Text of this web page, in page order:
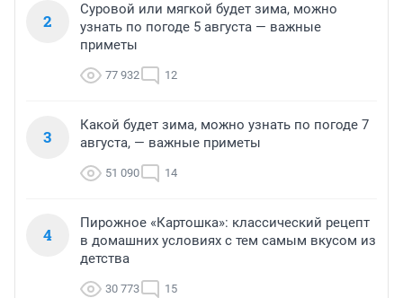
2
Суровой или мягкой будет зима, можно
узнать по погоде 5 августа — важные
приметы
77 932 12
3
Какой будет зима, можно узнать по погоде 7
августа, — важные приметы
51 090 14
4
Пирожное «Картошка»: классический рецепт
в домашних условиях с тем самым вкусом из
детства
30 773 15